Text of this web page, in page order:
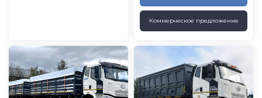
Коммерческое предложение